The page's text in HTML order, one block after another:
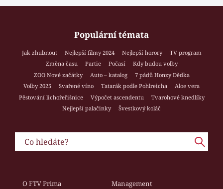
Populární témata
Jak zhubnout Nejlepší filmy 2024 Nejlepší horory
TV program
Změna času
Partie Počasí
Kdy budou volby
ZOO Nové začátky
Auto – katalog
7 pádů Honzy Dědka
Volby 2025
Svařené víno Tatarák podle Pohlreicha
Aloe vera
Pěstování lichořeřišnice
Výpočet ascendentu
Tvarohové knedlíky
Nejlepší palačinky
Švestkový koláč
O FTV Prima
Management